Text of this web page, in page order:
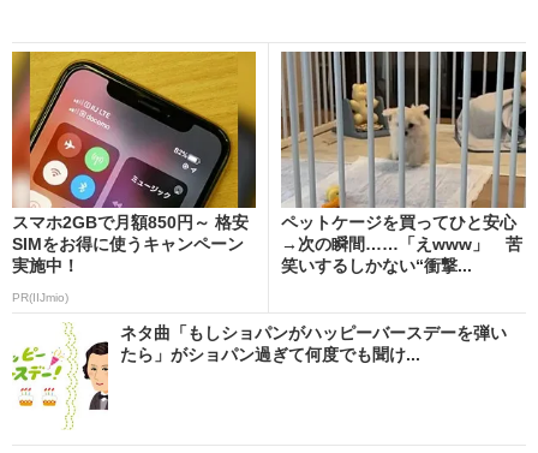
スマホ2GBで月額850円～ 格安
SIMをお得に使うキャンペーン
実施中！
PR(IIJmio)
ペットケージを買ってひと安心
→次の瞬間……「えwww」 苦
笑いするしかない“衝撃...
ネタ曲「もしショパンがハッピーバースデーを弾い
たら」がショパン過ぎて何度でも聞け...